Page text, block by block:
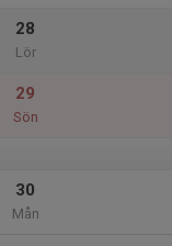
28
Lör
29
Sön
30
Mån